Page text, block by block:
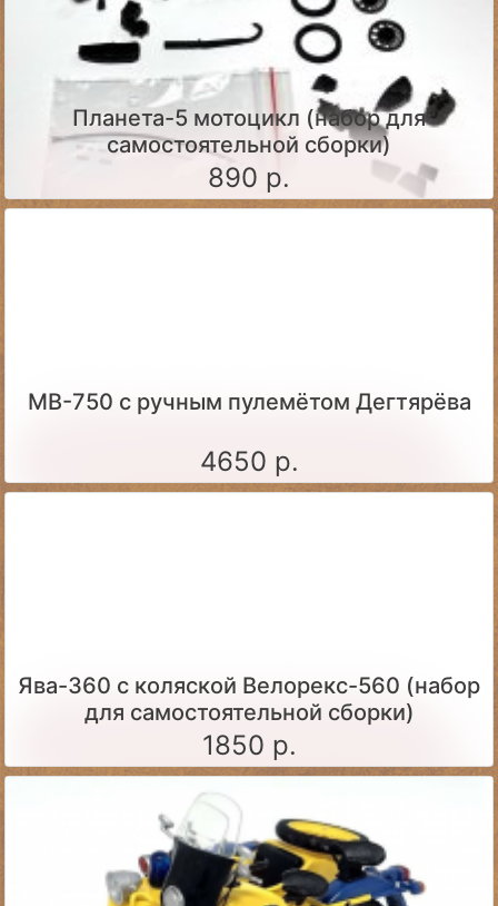
Планета-5 мотоцикл (набор для
самостоятельной сборки)
890 р.
МВ-750 с ручным пулемётом Дегтярёва
4650 р.
Ява-360 c коляской Велорекс-560 (набор
для самостоятельной сборки)
1850 р.